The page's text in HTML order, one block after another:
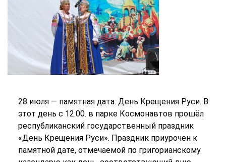
28 июля — памятная дата: День Крещения Руси. В
этот день с 12.00. в парке Космонавтов прошёл
республиканский государственный праздник
«День Крещения Руси». Праздник приурочен к
памятной дате, отмечаемой по григорианскому